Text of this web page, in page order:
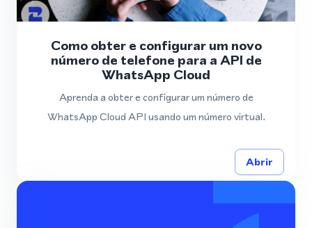
Como obter e configurar um novo
número de telefone para a API de
WhatsApp Cloud
Aprenda a obter e configurar um número de
WhatsApp Cloud API usando um número virtual.
Abrir